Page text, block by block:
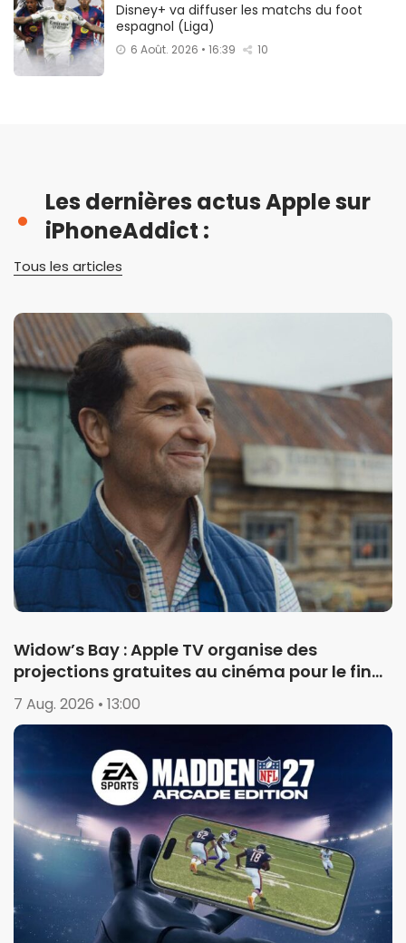
Disney+ va diffuser les matchs du foot
espagnol (Liga)
6 Août. 2026 • 16:39 10
Les dernières actus Apple sur
iPhoneAddict :
Tous les articles
Widow’s Bay : Apple TV organise des
projections gratuites au cinéma pour le final
de la saison 1
7 Aug. 2026 • 13:00